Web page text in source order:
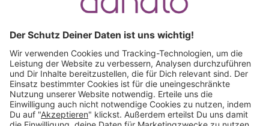
überreicht oder jeder für sich etwas schenkt - das bleibt
Ein ausgefallenes Geschenk zur Hochzeit lässt die
Brautleute immer wieder gerne an den schönsten Tag im
Leben zurückdenken. Außergewöhnliche
Hochzeitsgeschenke bergen aber auch ein Risiko: Je
ausgefallener das Präsent, desto größer ist die Gefahr, dass